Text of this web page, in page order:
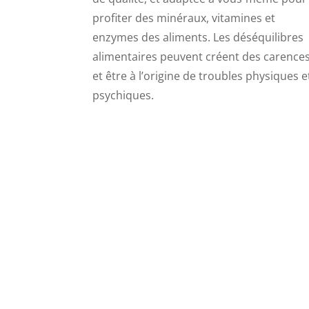
profiter des minéraux, vitamines et
enzymes des aliments. Les déséquilibres
alimentaires peuvent créent des
et être à l’origine de troubles physiques
psychiques.